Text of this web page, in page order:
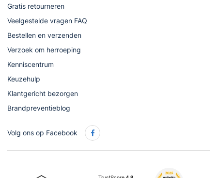
Gratis retourneren
Veelgestelde vragen FAQ
Bestellen en verzenden
Verzoek om herroeping
Kenniscentrum
Keuzehulp
Klantgericht bezorgen
Brandpreventieblog
Volg ons op Facebook